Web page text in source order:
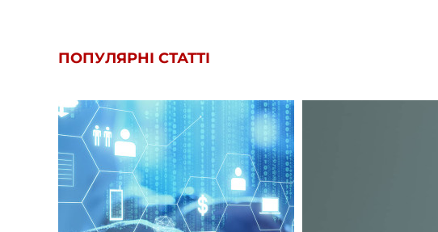
ПОПУЛЯРНІ СТАТТІ